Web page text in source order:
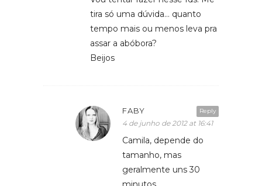
tira só uma dúvida… quanto
tempo mais ou menos leva pra
assar a abóbora?
Beijos
Reply
FABY
4 de junho de 2012 at 16:41
Camila, depende do
tamanho, mas
geralmente uns 30